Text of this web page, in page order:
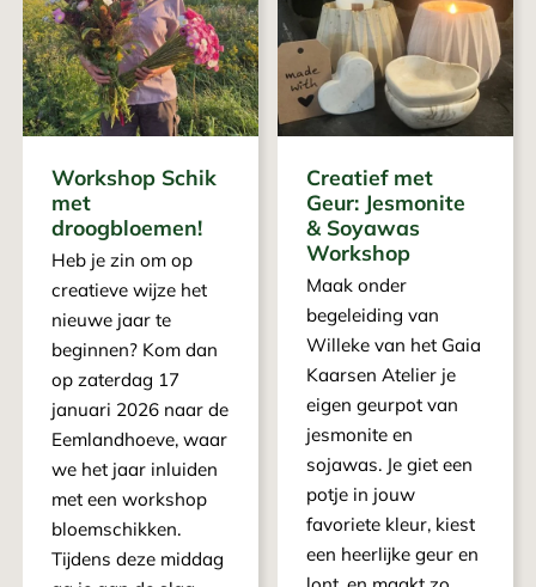
Workshop Schik
met
droogbloemen!
Heb je zin om op
creatieve wijze het
nieuwe jaar te
beginnen? Kom dan
op zaterdag 17
januari 2026 naar de
Eemlandhoeve, waar
we het jaar inluiden
met een workshop
bloemschikken.
Tijdens deze middag
Creatief met
Geur: Jesmonite
& Soyawas
Workshop
Maak onder
begeleiding van
Willeke van het Gaia
Kaarsen Atelier je
eigen geurpot van
jesmonite en
sojawas. Je giet een
potje in jouw
favoriete kleur, kiest
een heerlijke geur en